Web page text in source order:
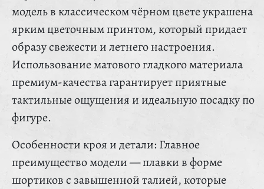
модель в классическом чёрном цвете украшена
ярким цветочным принтом, который придает
образу свежести и летнего настроения.
Использование матового гладкого материала
премиум-качества гарантирует приятные
тактильные ощущения и идеальную посадку по
фигуре.
Особенности кроя и детали: Главное
преимущество модели — плавки в форме
шортиков с завышенной талией, которые